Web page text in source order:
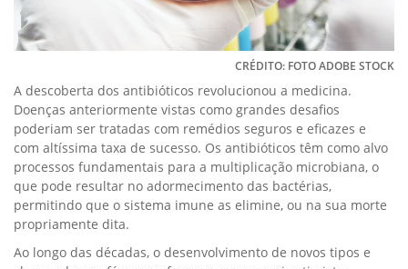
CRÉDITO: FOTO ADOBE STOCK
A descoberta dos antibióticos revolucionou a medicina.
Doenças anteriormente vistas como grandes desafios
poderiam ser tratadas com remédios seguros e eficazes e
com altíssima taxa de sucesso. Os antibióticos têm como alvo
processos fundamentais para a multiplicação microbiana, o
que pode resultar no adormecimento das bactérias,
permitindo que o sistema imune as elimine, ou na sua morte
propriamente dita.
Ao longo das décadas, o desenvolvimento de novos tipos e